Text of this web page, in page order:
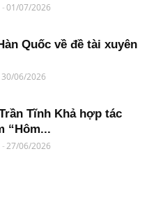
-01/07/2026
Quốc về đề tài xuyên
30/06/2026
Tĩnh Khả hợp tác
“Hôm...
-27/06/2026